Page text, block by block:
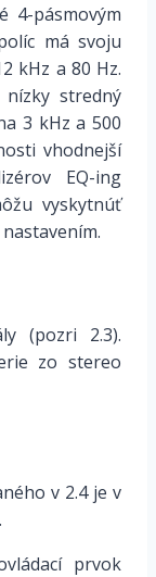
4-pásmovým
má svoju
kHz a 80 Hz.
nízky stredný
3 kHz a 500
vhodnejší
EQ-ing
vyskytnúť
(pozri 2.3).
zo stereo
v 2.4 je v
.
prvok